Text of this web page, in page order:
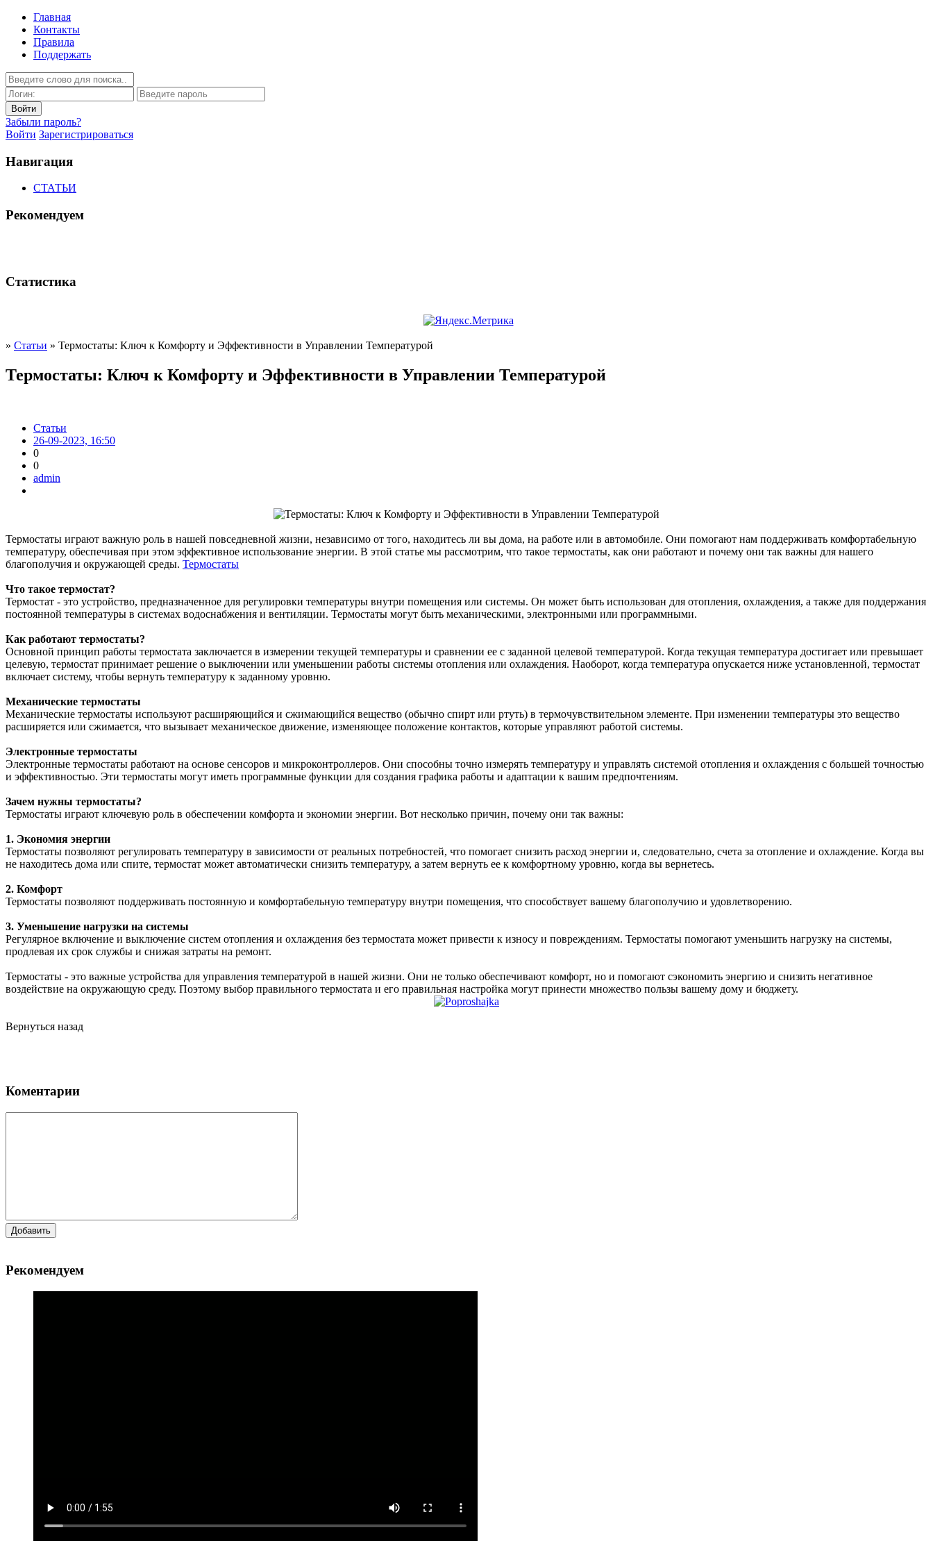
Главная
Контакты
Правила
Поддержать
Забыли пароль?
Войти Зарегистрироваться
Навигация
СТАТЬИ
Рекомендуем
Статистика
» Статьи » Термостаты: Ключ к Комфорту и Эффективности в Управлении Температурой
Термостаты: Ключ к Комфорту и Эффективности в Управлении Температурой
Статьи
26-09-2023, 16:50
0
0
admin
Термостаты играют важную роль в нашей повседневной жизни, независимо от того, находитесь ли вы дома, на работе или в автомобиле. Они помогают нам поддерживать комфортабельную
температуру, обеспечивая при этом эффективное использование энергии. В этой статье мы рассмотрим, что такое термостаты, как они работают и почему они так важны для нашего
благополучия и окружающей среды. Термостаты
Что такое термостат?
Термостат - это устройство, предназначенное для регулировки температуры внутри помещения или системы. Он может быть использован для отопления, охлаждения, а также для поддержания
постоянной температуры в системах водоснабжения и вентиляции. Термостаты могут быть механическими, электронными или программными.
Как работают термостаты?
Основной принцип работы термостата заключается в измерении текущей температуры и сравнении ее с заданной целевой температурой. Когда текущая температура достигает или превышает
целевую, термостат принимает решение о выключении или уменьшении работы системы отопления или охлаждения. Наоборот, когда температура опускается ниже установленной, термостат
включает систему, чтобы вернуть температуру к заданному уровню.
Механические термостаты
Механические термостаты используют расширяющийся и сжимающийся вещество (обычно спирт или ртуть) в термочувствительном элементе. При изменении температуры это вещество
расширяется или сжимается, что вызывает механическое движение, изменяющее положение контактов, которые управляют работой системы.
Электронные термостаты
Электронные термостаты работают на основе сенсоров и микроконтроллеров. Они способны точно измерять температуру и управлять системой отопления и охлаждения с большей точностью
и эффективностью. Эти термостаты могут иметь программные функции для создания графика работы и адаптации к вашим предпочтениям.
Зачем нужны термостаты?
Термостаты играют ключевую роль в обеспечении комфорта и экономии энергии. Вот несколько причин, почему они так важны:
1. Экономия энергии
Термостаты позволяют регулировать температуру в зависимости от реальных потребностей, что помогает снизить расход энергии и, следовательно, счета за отопление и охлаждение. Когда вы
не находитесь дома или спите, термостат может автоматически снизить температуру, а затем вернуть ее к комфортному уровню, когда вы вернетесь.
2. Комфорт
Термостаты позволяют поддерживать постоянную и комфортабельную температуру внутри помещения, что способствует вашему благополучию и удовлетворению.
3. Уменьшение нагрузки на системы
Регулярное включение и выключение систем отопления и охлаждения без термостата может привести к износу и повреждениям. Термостаты помогают уменьшить нагрузку на системы,
продлевая их срок службы и снижая затраты на ремонт.
Термостаты - это важные устройства для управления температурой в нашей жизни. Они не только обеспечивают комфорт, но и помогают сэкономить энергию и снизить негативное
воздействие на окружающую среду. Поэтому выбор правильного термостата и его правильная настройка могут принести множество пользы вашему дому и бюджету.
Вернуться назад
Коментарии
Добавить
Рекомендуем